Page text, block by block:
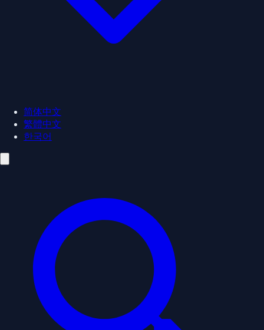
简体中文
繁體中文
한국어